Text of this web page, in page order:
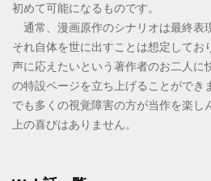
初めて可能になるものです。
通常、漫画原作のシナリオは最終表
それ自体を世に出すことは想定してお
声に応えたいという著作者のお二人に
の特設ページを立ち上げることができ
でも多くの視覚障害の方が当作を楽し
上の喜びはありません。